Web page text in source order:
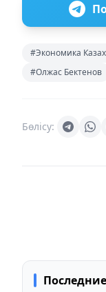
#Экономика
#Олжас Бектенов
Бөлісу: